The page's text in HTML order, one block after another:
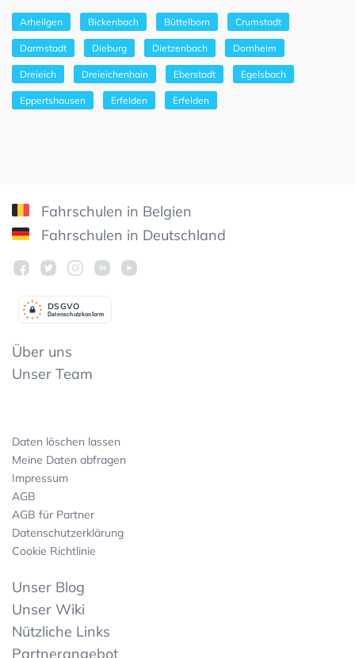
Arheilgen Bickenbach Büttelborn Crumstadt
Darmstadt Dieburg Dietzenbach Dornheim
Dreieich Dreieichenhain Eberstadt Egelsbach
Eppertshausen Erfelden Erfelden
Fahrschulen in Belgien
Fahrschulen in Deutschland
Datenschutzkonform
DSGVO
Über uns
Unser Team
Daten löschen lassen
Meine Daten abfragen
Impressum
AGB
AGB für Partner
Datenschutzerklärung
Cookie Richtlinie
Unser Blog
Unser Wiki
Nützliche Links
Partnerangebot